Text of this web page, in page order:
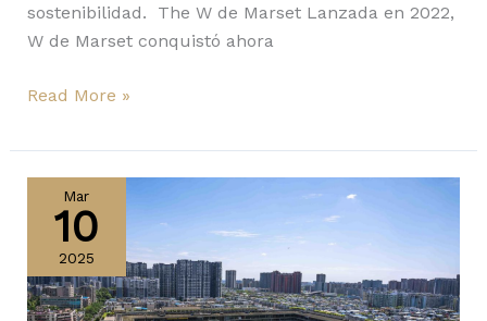
sostenibilidad. The W de Marset Lanzada en 2022,
W de Marset conquistó ahora
Read More »
Mar
10
2025
Jiakun
laureado
el
Premio